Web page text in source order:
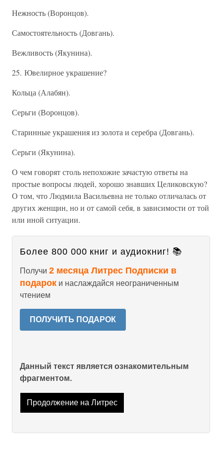
Нежность (Воронцов).
Самостоятельность (Довгань).
Вежливость (Якунина).
25. Ювелирное украшение?
Кольца (Алабян).
Серьги (Воронцов).
Старинные украшения из золота и серебра (Довгань).
Серьги (Якунина).
О чем говорят столь непохожие зачастую ответы на
простые вопросы людей, хорошо знавших Целиковскую?
О том, что Людмила Васильевна не только отличалась от
других женщин, но и от самой себя, в зависимости от той
или иной ситуации.
Более 800 000 книг и аудиокниг! 📚
Получи 2 месяца Литрес Подписки в
подарок и наслаждайся неограниченным
чтением
ПОЛУЧИТЬ ПОДАРОК
Данный текст является ознакомительным
фрагментом.
Продолжение на Литрес